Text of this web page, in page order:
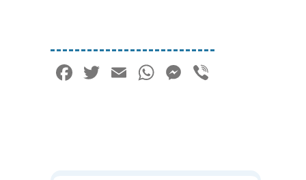
Facebook
Twitter
EmailWhatsApp
Messenger